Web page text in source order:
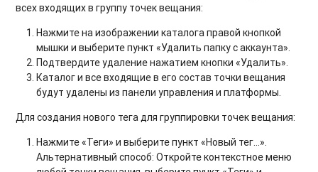
всех входящих в группу точек вещания:
Нажмите на изображении каталога правой кнопкой
мышки и выберите пункт «Удалить папку с аккаунта».
Подтвердите удаление нажатием кнопки «Удалить».
Каталог и все входящие в его состав точки вещания
будут удалены из панели управления и платформы.
Длясоздания нового тега для группировки точек вещания:
Нажмите «Теги» и выберите пункт «Новый тег…».
Альтернативный способ: Откройте контекстное меню